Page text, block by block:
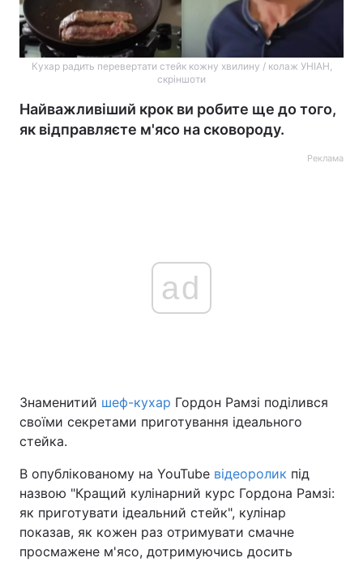
Головна Війна
Україна Політика
Економіка Світ
Спорт Наука
Кухар радить перевертати стейк кожну хвилину / колаж УНІАН,
скріншоти
Найважливіший крок ви робите ще до того,
як відправляєте м'ясо на сковороду.
Реклама
ad
Знаменитий шеф-кухар Гордон Рамзі поділився
своїми секретами приготування ідеального
стейка.
В опублікованому на YouTube відеоролик під
назвою "Кращий кулінарний курс Гордона Рамзі:
як приготувати ідеальний стейк", кулінар
показав, як кожен раз отримувати смачне
просмажене м'ясо, дотримуючись досить